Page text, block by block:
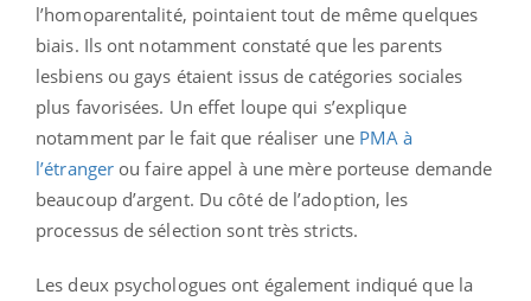
l’homoparentalité, pointaient tout de même quelques
biais. Ils ont notamment constaté que les parents
lesbiens ou gays étaient issus de catégories sociales
plus favorisées. Un effet loupe qui s’explique
notamment par le fait que réaliser une PMA à
l’étranger ou faire appel à une mère porteuse demande
beaucoup d’argent. Du côté de l’adoption, les
processus de sélection sont très stricts.
Les deux psychologues ont également indiqué que la